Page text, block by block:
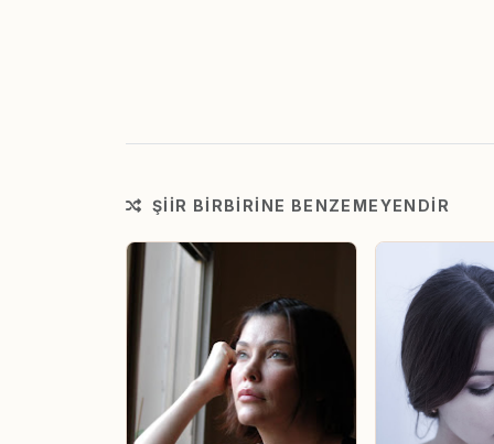
ŞIIR BIRBIRINE BENZEMEYENDIR